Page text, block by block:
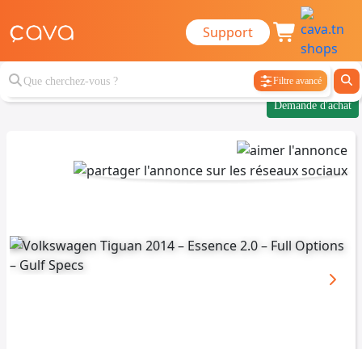
Support
Filtre avancé
Demande d'achat